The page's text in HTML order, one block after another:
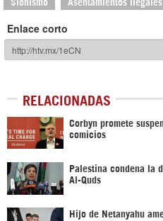
Sionismo Asentamientos
Enlace corto
RELACIONADAS
Corbyn promete
comicios
Palestina condena la
Al-Quds
Hijo de Netanyahu